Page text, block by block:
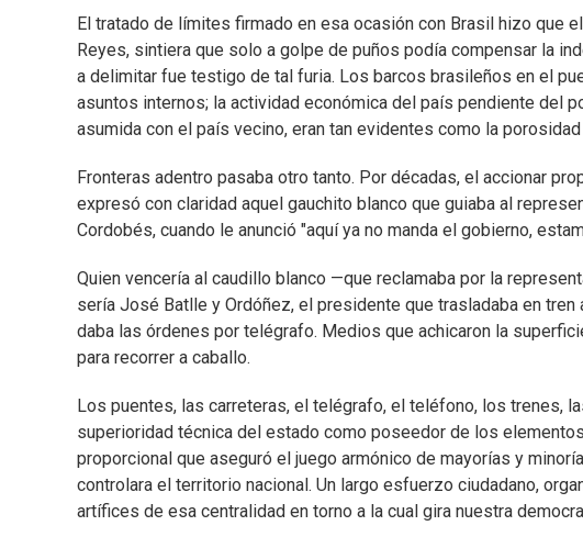
El tratado de límites firmado en esa ocasión con Brasil hizo que
Reyes, sintiera que solo a golpe de puños podía compensar la
a delimitar fue testigo de tal furia. Los barcos brasileños en el
asuntos internos; la actividad económica del país pendiente del
asumida con el país vecino, eran tan evidentes como la
Fronteras adentro pasaba otro tanto. Por décadas, el accionar
expresó con claridad aquel gauchito blanco que guiaba al
Cordobés, cuando le anunció "aquí ya no manda el gobierno,
Quien vencería al caudillo blanco —que reclamaba por la
sería José Batlle y Ordóñez, el presidente que trasladaba en
daba las órdenes por telégrafo. Medios que achicaron la
para recorrer a caballo.
Los puentes, las carreteras, el telégrafo, el teléfono, los trenes,
superioridad técnica del estado como poseedor de los
proporcional que aseguró el juego armónico de mayorías y
controlara el territorio nacional. Un largo esfuerzo ciudadano,
artífices de esa centralidad en torno a la cual gira nuestra